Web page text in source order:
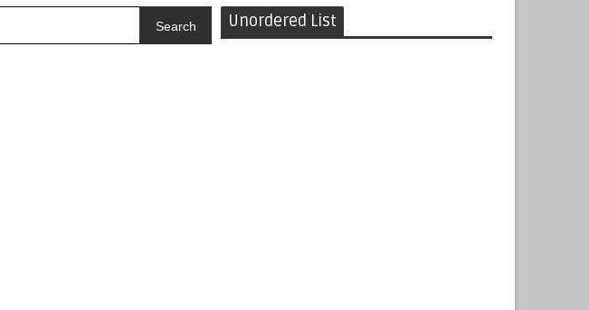
Search Unordered List